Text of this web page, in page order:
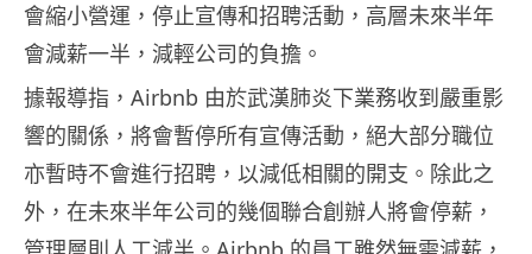
會縮小營運，停止宣傳和招聘活動，高層未來半年
會減薪一半，減輕公司的負擔。
據報導指，Airbnb 由於武漢肺炎下業務收到嚴重影
響的關係，將會暫停所有宣傳活動，絕大部分職位
亦暫時不會進行招聘，以減低相關的開支。除此之
外，在未來半年公司的幾個聯合創辦人將會停薪，